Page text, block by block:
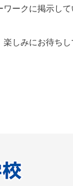
ークに掲示し
しみにお待ちし